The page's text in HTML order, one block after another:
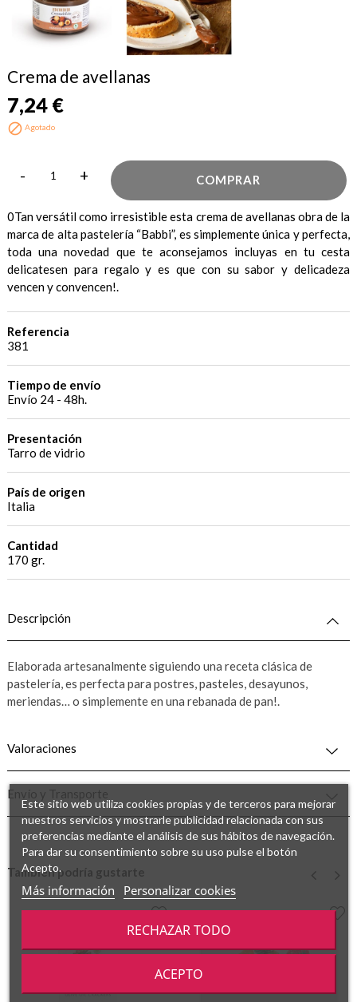
Crema de avellanas
7,24 €
 Agotado
- + COMPRAR
0Tan versátil como irresistible esta crema de avellanas obra de la
marca de alta pastelería “Babbi”, es simplemente única y perfecta,
toda una novedad que te aconsejamos incluyas en tu cesta
delicatesen para regalo y es que con su sabor y delicadeza
vencen y convencen!.
Referencia
381
Tiempo de envío
Envío 24 - 48h.
Presentación
Tarro de vidrio
País de origen
Italia
Cantidad
170 gr.
Descripción
Elaborada artesanalmente siguiendo una receta clásica de
pastelería, es perfecta para postres, pasteles, desayunos,
meriendas… o simplemente en una rebanada de pan!.
Valoraciones
Envío y Transporte
También podría gustarte
›
Este sitio web utiliza cookies propias y de terceros para mejorar
nuestros servicios y mostrarle publicidad relacionada con sus
preferencias mediante el análisis de sus hábitos de navegación.
Para dar su consentimiento sobre su uso pulse el botón
Acepto.
Más información Personalizar cookies
RECHAZAR TODO
ACEPTO